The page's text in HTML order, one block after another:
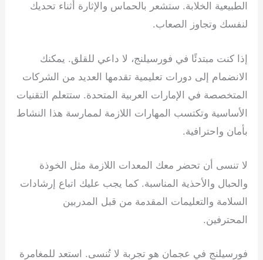
الطبيعية الخلابة. ستشعر بالحماس والإثارة أثناء تحديك
لنفسك وتجاوز الصعاب.
إذا كنت مبتدئًا في فورسيلنج، لا داعي للقلق. يمكنك
الانضمام إلى دورات تعليمية تقدمها العديد من الشركات
المتخصصة في الإمارات العربية المتحدة. ستتعلم التقنيات
الأساسية وتكتسب المهارات اللازمة لممارسة هذا النشاط
بأمان واحترافية.
لا تنسى أن تحضر معك المعدات اللازمة مثل الخوذة
والحبال والأحذية المناسبة. كما يجب عليك اتباع إرشادات
السلامة والتعليمات المقدمة من قبل المدربين
المحترفين.
فورسيلنج في عجمان هو تجربة لا تُنسى. استعد للمغامرة